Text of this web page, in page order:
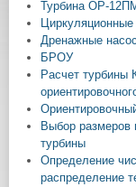
Турбина
Дренажные
БРОУ
Расчет турбины
Выбор размеров
турбины
Определение
распределение